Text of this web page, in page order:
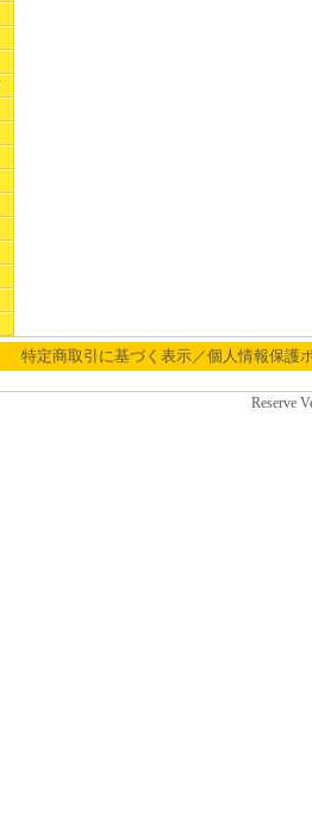
特定商取引に基づく表示／個人情報保護
Reserve